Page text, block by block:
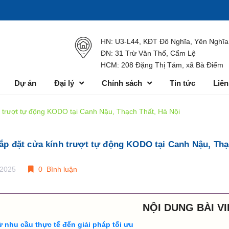
HN: U3-L44, KĐT Đô Nghĩa, Yên Nghĩa
ĐN: 31 Trừ Văn Thố, Cẩm Lệ
HCM: 208 Đặng Thị Tám, xã Bà Điểm
Dự án Đại lý Chính sách Tin tức
tự động KODO tại Canh Nậu, Thạch Thất, Hà Nội
đặt cửa kính trượt tự động KODO tại Canh Nậu,
0 Bình luận
NỘI DUNG BÀI
nhu cầu thực tế đến giải pháp tối ưu